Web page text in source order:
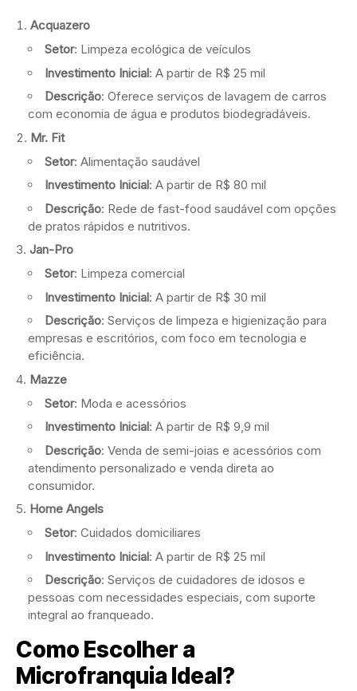
Acquazero
Setor: Limpeza ecológica de veículos
Investimento Inicial: A partir de R$ 25 mil
Descrição: Oferece serviços de lavagem de carros
com economia de água e produtos biodegradáveis.
Mr. Fit
Setor: Alimentação saudável
Investimento Inicial: A partir de R$ 80 mil
Descrição: Rede de fast-food saudável com opções
de pratos rápidos e nutritivos.
Jan-Pro
Setor: Limpeza comercial
Investimento Inicial: A partir de R$ 30 mil
Descrição: Serviços de limpeza e higienização para
empresas e escritórios, com foco em tecnologia e
eficiência.
Mazze
Setor: Moda e acessórios
Investimento Inicial: A partir de R$ 9,9 mil
Descrição: Venda de semi-joias e acessórios com
atendimento personalizado e venda direta ao
consumidor.
Home Angels
Setor: Cuidados domiciliares
Investimento Inicial: A partir de R$ 25 mil
Descrição: Serviços de cuidadores de idosos e
pessoas com necessidades especiais, com suporte
integral ao franqueado.
Como Escolher a
Microfranquia Ideal?